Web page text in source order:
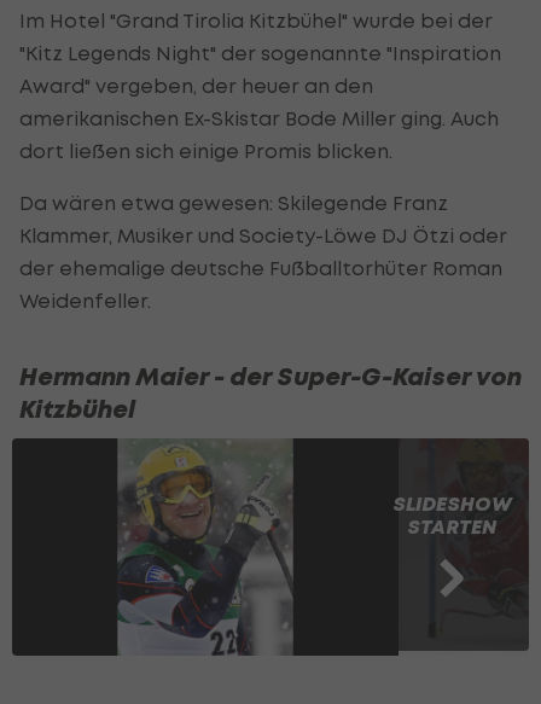
Im Hotel "Grand Tirolia Kitzbühel" wurde bei der
"Kitz Legends Night" der sogenannte "Inspiration
Award" vergeben, der heuer an den
amerikanischen Ex-Skistar Bode Miller ging. Auch
dort ließen sich einige Promis blicken.
Da wären etwa gewesen: Skilegende Franz
Klammer, Musiker und Society-Löwe DJ Ötzi oder
der ehemalige deutsche Fußballtorhüter Roman
Weidenfeller.
Hermann Maier - der Super-G-Kaiser von
Kitzbühel
SLIDESHOW
STARTEN